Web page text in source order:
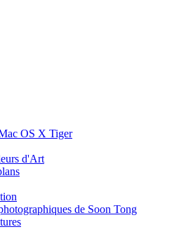
OS X Tiger
d'Art
de Soon Tong